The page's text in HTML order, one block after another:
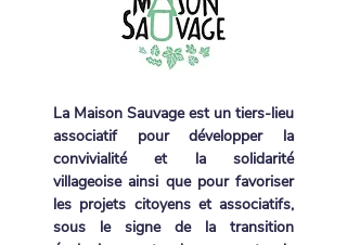
La Maison Sauvage est un tiers-lieu
associatif pour développer la
convivialité et la solidarité
villageoise ainsi que pour favoriser
les projets citoyens et associatifs,
sous le signe de la transition